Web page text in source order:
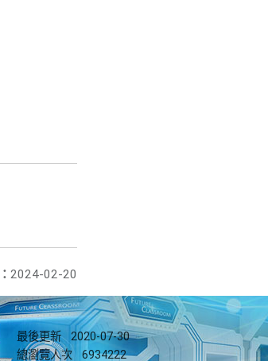
2024-02-20
最後更新
2020-07-30
總瀏覽人次
6934222